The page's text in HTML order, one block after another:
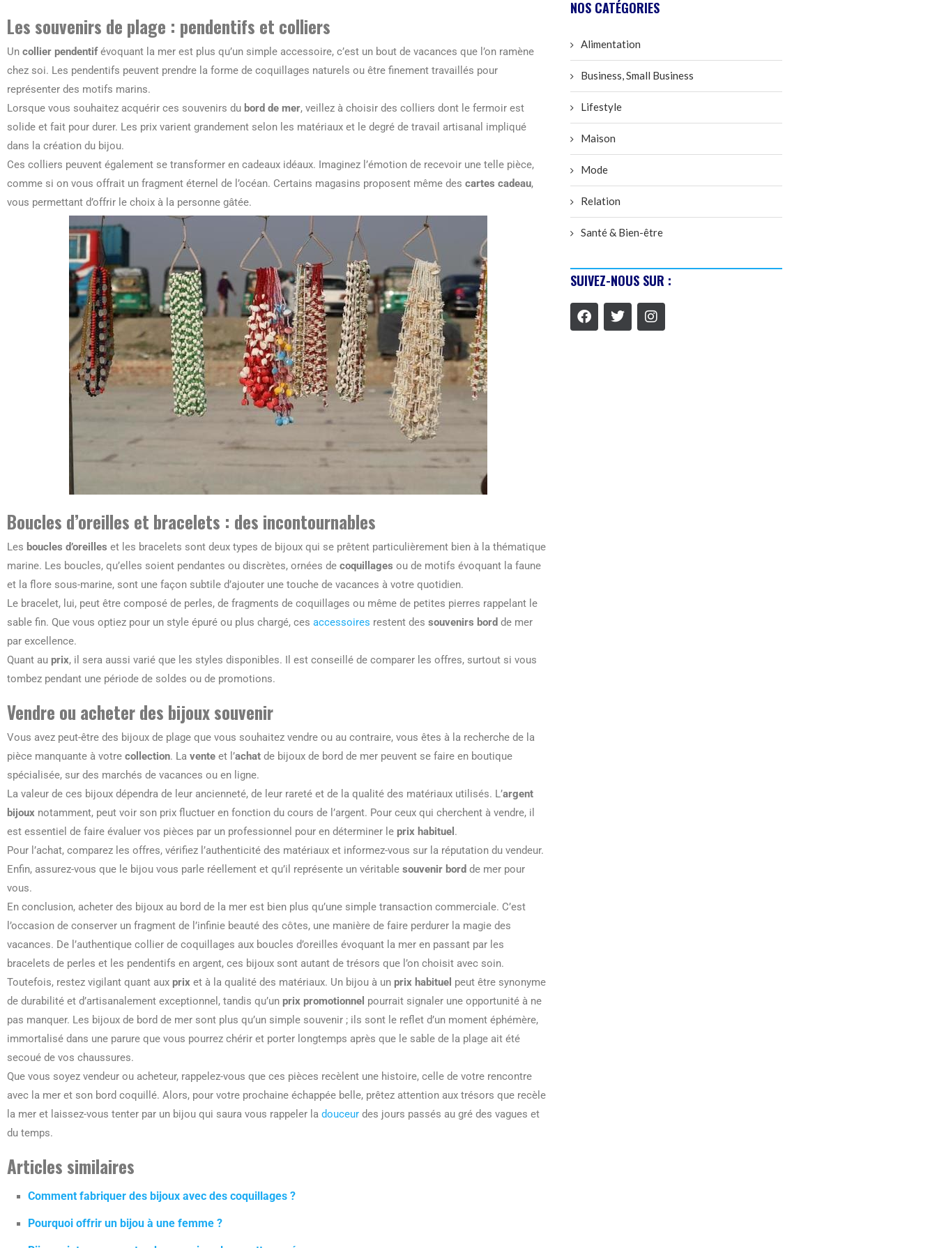
Les souvenirs de plage : pendentifs et colliers
Un collier pendentifévoquant la mer est plus qu’un simple accessoire, c’est un bout de vacances que l’on ramène
chez soi. Les pendentifs peuvent prendre la forme de coquillages naturels ou être finement travaillés pour
représenter des motifs marins.
Lorsque vous souhaitez acquérir ces souvenirs du bord de mer, veillez à choisir des colliers dont le fermoir est
solide et fait pour durer. Les prix varient grandement selon les matériaux et le degré de travail artisanal impliqué
dans la création du bijou.
Ces colliers peuvent également se transformer en cadeaux idéaux. Imaginez l’émotion de recevoir une telle pièce,
comme si on vous offrait un fragment éternel de l’océan. Certains magasins proposent même des cartes cadeau,
vous permettant d’offrir le choix à la personne gâtée.
Boucles d’oreilles et bracelets : des incontournables
Les boucles d’oreilles et les bracelets sont deux types de bijoux qui se prêtent particulièrement bien à la thématique
marine. Les boucles, qu’elles soient pendantes ou discrètes, ornées de coquillages ou de motifs évoquant la faune
et la flore sous-marine, sont une façon subtile d’ajouter une touche de vacances à votre quotidien.
Le bracelet, lui, peut être composé de perles, de fragments de coquillages ou même de petites pierres rappelant le
sable fin. Que vous optiez pour un style épuré ou plus chargé, ces accessoires restent des souvenirs bord de mer
par excellence.
Quant au prix, il sera aussi varié que les styles disponibles. Il est conseillé de comparer les offres, surtout si vous
tombez pendant une période de soldes ou de promotions.
Vendre ou acheter des bijoux souvenir
Vous avez peut-être des bijoux de plage que vous souhaitez vendre ou au contraire, vous êtes à la recherche de la
pièce manquante à votre collection. La vente et l’achat de bijoux de bord de mer peuvent se faire en boutique
spécialisée, sur des marchés de vacances ou en ligne.
La valeur de ces bijoux dépendra de leur ancienneté, de leur rareté et de la qualité des matériaux utilisés. L’argent
bijoux notamment, peut voir son prix fluctuer en fonction du cours de l’argent. Pour ceux qui cherchent à vendre, il
est essentiel de faire évaluer vos pièces par un professionnel pour en déterminer le prix habituel .
Pour l’achat, comparez les offres, vérifiez l’authenticité des matériaux et informez-vous sur la réputation du vendeur.
Enfin, assurez-vous que le bijou vous parle réellement et qu’il représente un véritable souvenir bord de mer pour
vous.
En conclusion, acheter des bijoux au bord de la mer est bien plus qu’une simple transaction commerciale. C’est
l’occasion de conserver un fragment de l’infinie beauté des côtes, une manière de faire perdurer la magie des
vacances. De l’authentique collier de coquillages aux boucles d’oreilles évoquant la mer en passant par les
bracelets de perles et les pendentifs en argent, ces bijoux sont autant de trésors que l’on choisit avec soin.
Toutefois, restez vigilant quant aux prix et à la qualité des matériaux. Un bijou à un prix habituel peut être synonyme
de durabilité et d’artisanalement exceptionnel, tandis qu’un prix promotionnel pourrait signaler une opportunité à ne
pas manquer. Les bijoux de bord de mer sont plus qu’un simple souvenir ; ils sont le reflet d’un moment éphémère,
immortalisé dans une parure que vous pourrez chérir et porter longtemps après que le sable de la plage ait été
secoué de vos chaussures.
Que vous soyez vendeur ou acheteur, rappelez-vous que ces pièces recèlent une histoire, celle de votre rencontre
avec la mer et son bord coquillé. Alors, pour votre prochaine échappée belle, prêtez attention aux trésors que recèle
la mer et laissez-vous tenter par un bijou qui saura vous rappeler la douceur des jours passés au gré des vagues et
du temps.
Articles similaires
Comment fabriquer des bijoux avec des coquillages ?
Pourquoi offrir un bijou à une femme ?
NOS CATÉGORIES
Alimentation
Business, Small Business
Lifestyle
Maison
Mode
Relation
Santé & Bien-être
SUIVEZ-NOUS SUR :